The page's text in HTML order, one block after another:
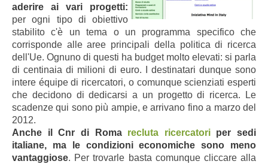
aderire ai vari progetti:
per ogni tipo di obiettivo
stabilito c'è un tema o un programma specifico che
corrisponde alle aree principali della politica di ricerca
dell'Ue. Ognuno di questi ha budget molto elevati: si parla
di centinaia di milioni di euro. I destinatari dunque sono
intere équipe di ricercatori, o comunque scienziati esperti
che decidono di dedicarsi a un progetto di ricerca. Le
scadenze qui sono più ampie, e arrivano fino a marzo del
2012.
Anche il Cnr di Roma recluta ricercatoriper sedi
italiane, ma le condizioni economiche sono meno
vantaggiose. Per trovarle basta comunque cliccare alla